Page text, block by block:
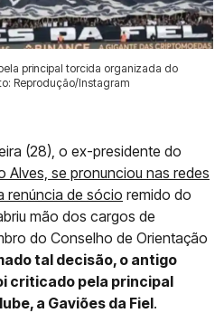
principal torcida organizada do
Reprodução/Instagram
(28), o ex-presidente do
Alves, se pronunciou nas redes
renúncia de sócio remido do
mão dos cargos de
do Conselho de Orientação
tal decisão, o antigo
criticado pela principal
a Gaviões da Fiel.